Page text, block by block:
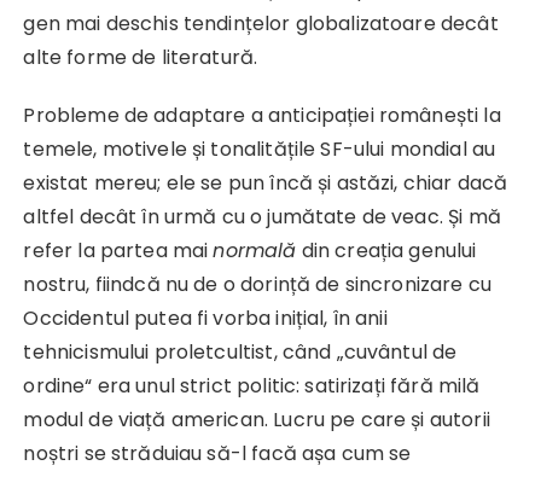
gen mai deschis tendințelor globalizatoare decât
alte forme de literatură.
Probleme de adaptare a anticipației românești la
temele, motivele și tonalitățile SF-ului mondial au
existat mereu; ele se pun încă și astăzi, chiar dacă
altfel decât în urmă cu o jumătate de veac. Și mă
refer la partea mainormală din creația genului
nostru, fiindcă nu de o dorință de sincronizare cu
Occidentul putea fi vorba inițial, în anii
tehnicismului proletcultist, când „cuvântul de
ordine“ era unul strict politic: satirizați fără milă
modul de viață american. Lucru pe care și autorii
noștri se străduiau să-l facă așa cum se